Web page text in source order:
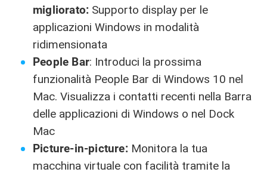
migliorato: Supporto display per le
applicazioni Windows in modalità
ridimensionata
People Bar: Introduci la prossima
funzionalità People Bar di Windows 10 nel
Mac. Visualizza i contatti recenti nella Barra
delle applicazioni di Windows o nel Dock
Mac
Picture-in-picture: Monitora la tua
macchina virtuale con facilità tramite la